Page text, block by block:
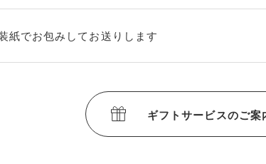
紙でお包みしてお送りします
ギフトサービスのご案